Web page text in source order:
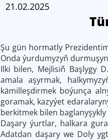
21.02.2025
Şu gün hormatly
Onda ýurdumyzyň
Ilki bilen, Mejlisiň Başlygy
amala aşyrmak,
kämilleşdirmek boýunça
goramak, kazyýet
berkitmek bilen
Daşary ýurtlar, halkara
Adatdan daşary we Doly